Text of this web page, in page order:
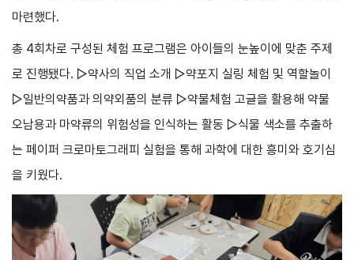
마련했다.
총 4회차로 구성된 체험 프로그램은 아이들의 눈높이에 맞춘 주제
로 진행됐다. ▷약사의 직업 소개 ▷약포지 실링 체험 및 역할놀이
▷일반의약품과 의약외품의 분류 ▷약물체험 고글을 활용해 약물
오남용과 마약류의 위험성을 인식하는 활동 ▷식물 색소를 추출하
는 페이퍼 크로마토그래피 실험을 통해 과학에 대한 흥미와 호기심
을 키웠다.